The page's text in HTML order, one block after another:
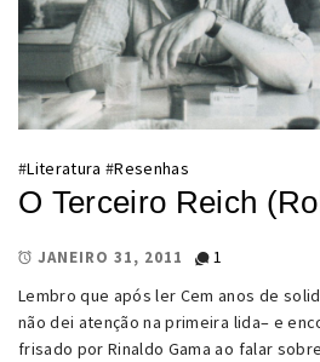
#Literatura #Resenhas
O Terceiro Reich
JANEIRO 31, 2011
1
Lembro que após ler Cem anos de
não dei atenção na primeira lida– e
frisado por Rinaldo Gama ao falar